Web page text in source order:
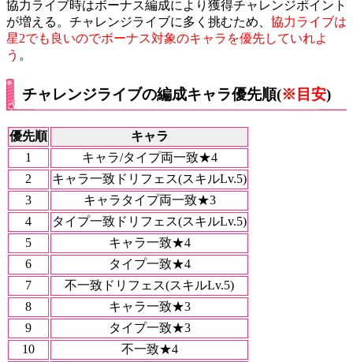
協力ライブ時はボーナス編成により獲得チャレンジポイント
が増える。チャレンジライブに多く挑むため、 協力ライブは
星2でも良いのでボーナス対象のキャラを優先していれよ
う 。
チャレンジライブの編成キャラ優先順(※目安)
優先順
キャラ
1
キャラ/タイプ両一致★4
2
キャラ一致ドリフェス(スキルLv.5)
3
キャラタイプ両一致★3
4
タイプ一致ドリフェス(スキルLv.5)
5
キャラ一致★4
6
タイプ一致★4
7
不一致ドリフェス(スキルLv.5)
8
キャラ一致★3
9
タイプ一致★3
10
不一致★4